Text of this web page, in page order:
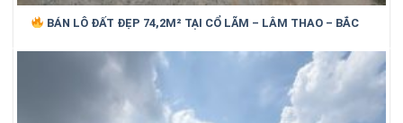
BÁN LÔ ĐẤT ĐẸP 74,2M² TẠI CỔ LÃM – LÂM THAO – BẮC